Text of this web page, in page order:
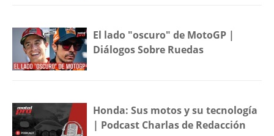
El lado "oscuro" de MotoGP |
Diálogos Sobre Ruedas
Honda: Sus motos y su tecnología
| Podcast Charlas de Redacción